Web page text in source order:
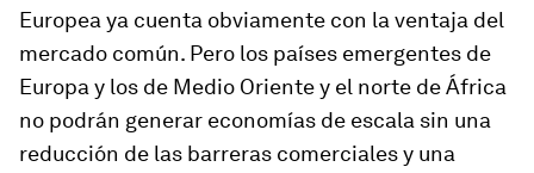
Europea ya cuenta obviamente con la ventaja del
mercado común. Pero los países emergentes de
Europa y los de Medio Oriente y el norte de África
no podrán generar economías de escala sin una
reducción de las barreras comerciales y una